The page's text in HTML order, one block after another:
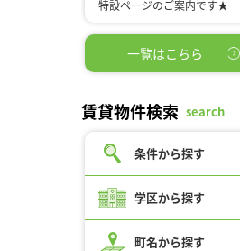
一覧はこちら
賃貸物件検索 search
条件から探す
学区から探す
町名から探す